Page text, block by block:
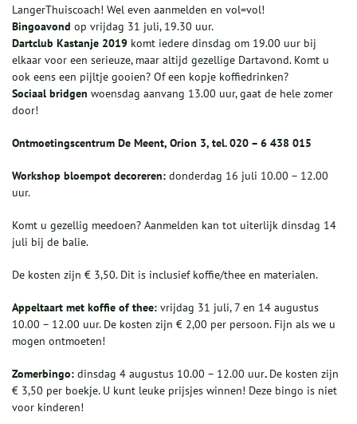
LangerThuiscoach! Wel even aanmelden en vol=vol!
Bingoavond op vrijdag 31 juli, 19.30 uur.
Dartclub Kastanje 2019 komt iedere dinsdag om 19.00 uur bij
elkaar voor een serieuze, maar altijd gezellige Dartavond. Komt u
ook eens een pijltje gooien? Of een kopje koffiedrinken?
Sociaal bridgen woensdag aanvang 13.00 uur, gaat de hele zomer
door!
Ontmoetingscentrum De Meent, Orion 3, tel. 020 – 6 438 015
Workshop bloempot decoreren: donderdag 16 juli 10.00 – 12.00
uur.
Komt u gezellig meedoen? Aanmelden kan tot uiterlijk dinsdag 14
juli bij de balie.
De kosten zijn € 3,50. Dit is inclusief koffie/thee en materialen.
Appeltaart met koffie of thee: vrijdag 31 juli, 7 en 14 augustus
10.00 – 12.00 uur. De kosten zijn € 2,00 per persoon. Fijn als we u
mogen ontmoeten!
Zomerbingo: dinsdag 4 augustus 10.00 – 12.00 uur. De kosten zijn
€ 3,50 per boekje. U kunt leuke prijsjes winnen! Deze bingo is niet
voor kinderen!